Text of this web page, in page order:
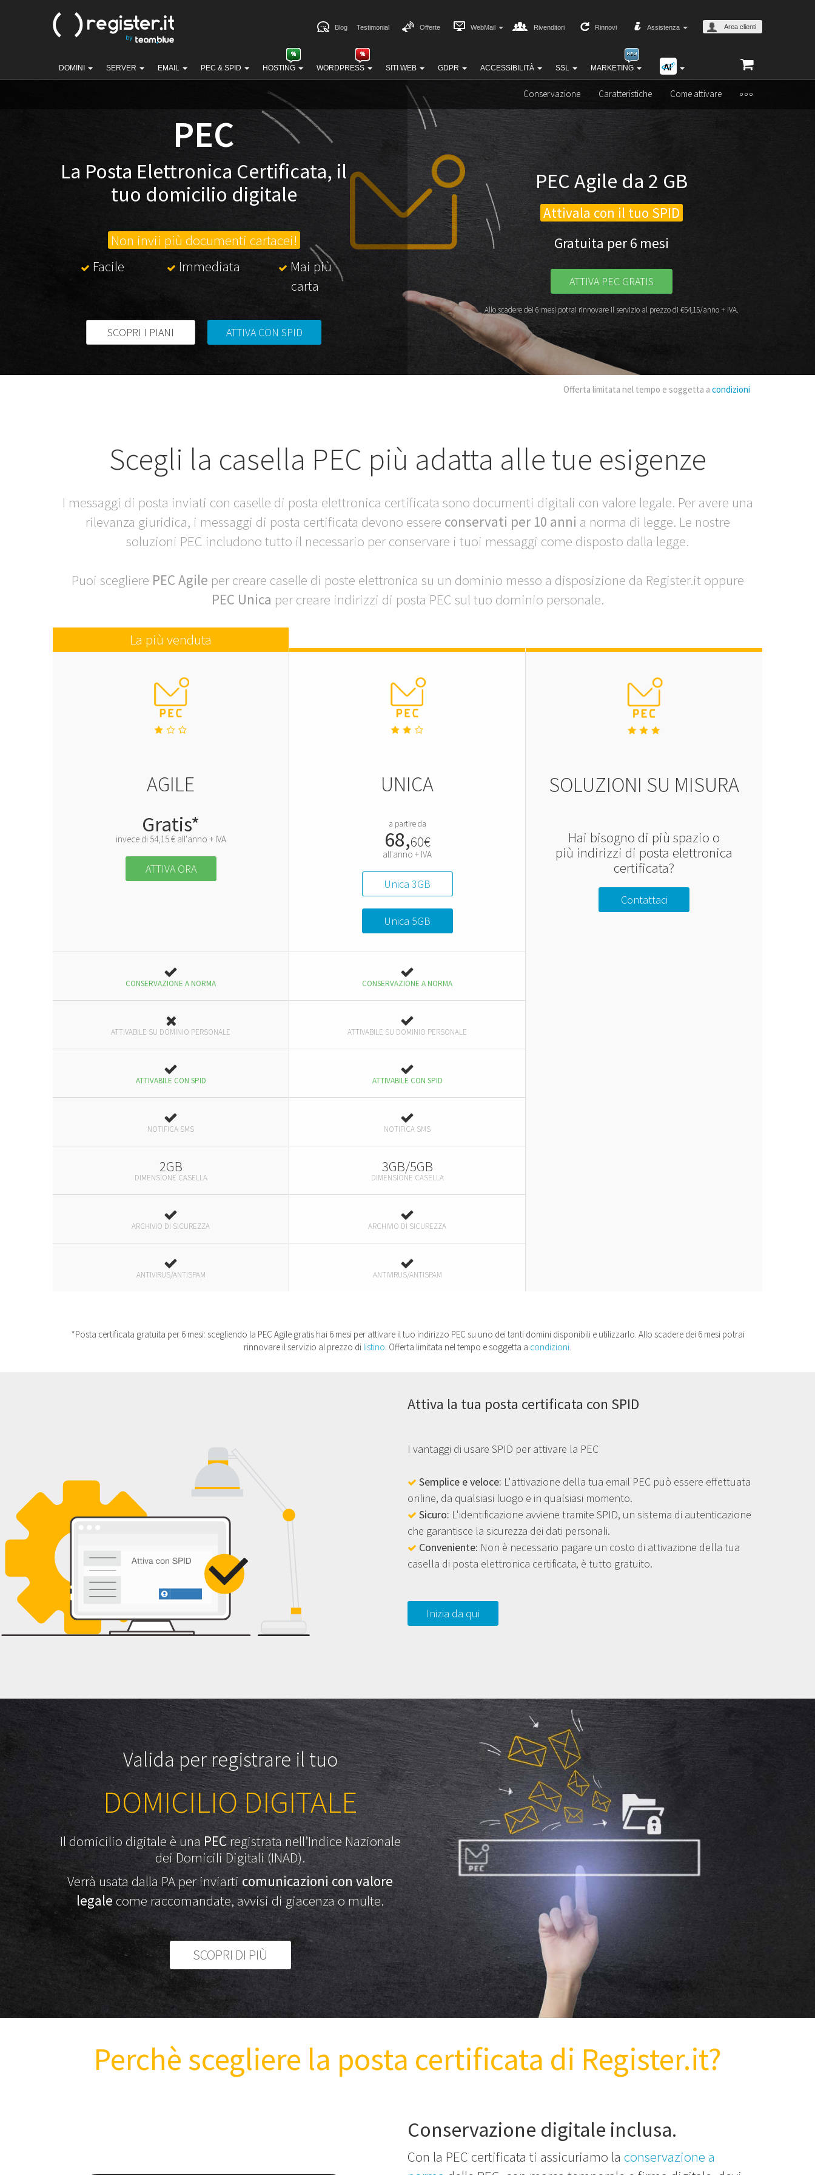
DOMINI SERVER EMAIL PEC & SPID HOSTING WORDPRESS SITI WEB GDPR ACCESSIBILITÀ SSL MARKETING
Blog Testimonial Offerte WebMail Rivenditori Rinnovi Assistenza Area clienti
Conservazione Caratteristiche Come attivare
PEC
La Posta Elettronica Certificata, il
tuo domicilio digitale
Non invii più documenti cartacei!
Facile Immediata
Mai più
carta
SCOPRI I PIANI ATTIVA CON SPID
PEC Agile da 2 GB
Attivala con il tuo SPID
Gratuita per 6 mesi
ATTIVA PEC GRATIS
Allo scadere dei 6 mesi potrai rinnovare il servizio al prezzo di €54,15/anno + IVA.
Offerta limitata nel tempo e soggetta a condizioni
Scegli la casella PEC più adatta alle tue esigenze
I messaggi di posta inviati con caselle di posta elettronica certificata sono documenti digitali con valore legale. Per avere una
rilevanza giuridica, i messaggi di posta certificata devono essere conservati per 10 anni a norma di legge. Le nostre
soluzioni PEC includono tutto il necessario per conservare i tuoi messaggi come disposto dalla legge.
Puoi scegliere PEC Agile per creare caselle di poste elettronica su un dominio messo a disposizione da Register.it oppure
PEC Unica per creare indirizzi di posta PEC sul tuo dominio personale.
La più venduta
AGILE
Gratis*
invece di 54,15 € all'anno + IVA
ATTIVA ORA
CONSERVAZIONE A NORMA
ATTIVABILE SU DOMINIO PERSONALE
ATTIVABILE CON SPID
NOTIFICA SMS
2GB
DIMENSIONE CASELLA
ARCHIVIO DI SICUREZZA
ANTIVIRUS/ANTISPAM
UNICA
a partire da
68,60€
all'anno + IVA
Unica 3GB
Unica 5GB
CONSERVAZIONE A NORMA
ATTIVABILE SU DOMINIO PERSONALE
ATTIVABILE CON SPID
NOTIFICA SMS
3GB/5GB
DIMENSIONE CASELLA
ARCHIVIO DI SICUREZZA
ANTIVIRUS/ANTISPAM
SOLUZIONI SU MISURA
Hai bisogno di più spazio o
più indirizzi di posta elettronica
certificata?
Contattaci
*Posta certificata gratuita per 6 mesi: scegliendo la PEC Agile gratis hai 6 mesi per attivare il tuo indirizzo PEC su uno dei tanti domini disponibili e utilizzarlo. Allo scadere dei 6 mesi potrai
rinnovare il servizio al prezzo di listino. Offerta limitata nel tempo e soggetta a condizioni.
Attiva la tua posta certificata con SPID
I vantaggi di usare SPID per attivare la PEC
Semplice e veloce: L'attivazione della tua email PEC può essere effettuata
online, da qualsiasi luogo e in qualsiasi momento.
Sicuro: L'identificazione avviene tramite SPID, un sistema di autenticazione
che garantisce la sicurezza dei dati personali.
Conveniente: Non è necessario pagare un costo di attivazione della tua
casella di posta elettronica certificata, è tutto gratuito.
Inizia da qui
Valida per registrare il tuo
DOMICILIO DIGITALE
Il domicilio digitale è una PECregistrata nell’Indice Nazionale
dei Domicili Digitali (INAD).
Verrà usata dalla PA per inviarticomunicazioni con valore
legalecome raccomandate, avvisi di giacenza o multe.
SCOPRI DI PIÙ
Perchè scegliere la posta certificata di Register.it?
Conservazione digitale inclusa.
Con la PEC certificata ti assicuriamo la conservazione a